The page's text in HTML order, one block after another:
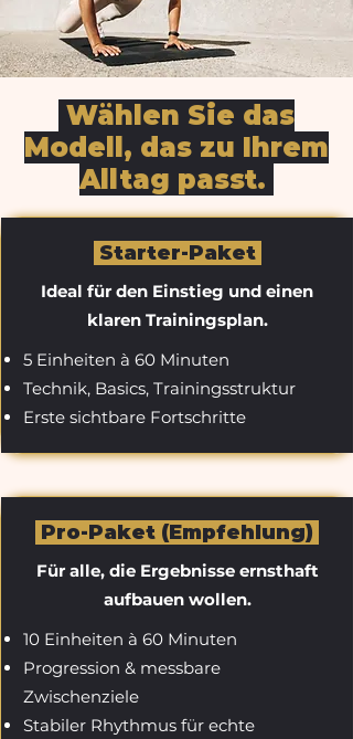
Wählen Sie das
Modell, das zu Ihrem
Alltag passt.
Starter-Paket
Ideal für den Einstieg und einen
klaren Trainingsplan.
5 Einheiten à 60 Minuten
Technik, Basics, Trainingsstruktur
Erste sichtbare Fortschritte
Pro-Paket (Empfehlung)
Für alle, die Ergebnisse ernsthaft
aufbauen wollen.
10 Einheiten à 60 Minuten
Progression & messbare
Zwischenziele
Stabiler Rhythmus für echte